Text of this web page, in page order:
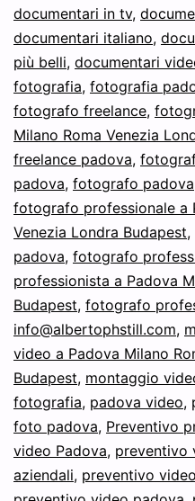
documentari in tv,
documentari italiano,
più belli, documentari
fotografia, fotografia
fotografo freelance,
Milano Roma Venezia
freelance padova,
padova, fotografo padova
fotografo professionale a
Venezia Londra Budapest,
padova, fotografo
professionista a Padova
Budapest, fotografo
info@albertophstill.com,
video a Padova Milano
Budapest, montaggio
fotografia, padova video,
foto padova, Preventivo
video Padova, preventivo
aziendali, preventivo